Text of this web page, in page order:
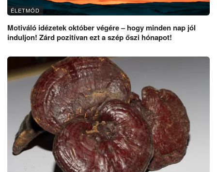
ÉLETMÓD
Motiváló idézetek október végére – hogy minden nap jól
induljon! Zárd pozitívan ezt a szép őszi hónapot!